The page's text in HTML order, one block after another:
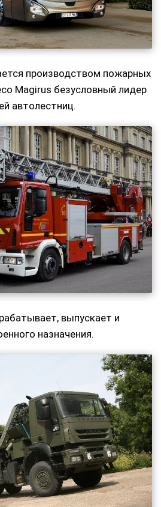
производством пожарных
Magirus безусловный лидер
автолестниц.
выпускает и
назначения.